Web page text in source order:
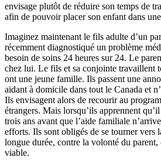
envisage plutôt de réduire son temps de
afin de pouvoir placer son enfant dans
Imaginez maintenant le fils adulte d’un
récemment diagnostiqué un problème
besoin de soins 24 heures sur 24. Le
chez lui. Le fils et sa conjointe travaillent
ont une jeune famille. Ils passent une
aidant à domicile dans tout le Canada et
Ils envisagent alors de recourir au
étrangers. Mais lorsqu’ils apprennent
trois ans avant que l’aide familiale
efforts. Ils sont obligés de se tourner vers
longue durée, contre la volonté du parent,
viable.